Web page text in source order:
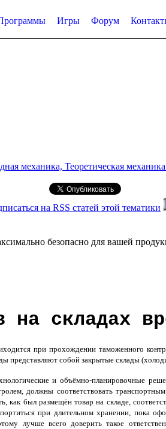
Игры Форум
механика, Теоретическая
на RSS статей этой тематики
безопасно для вашей
на складах
при прохождении таможенного
представляют собой закрытые склады
и объёмно-планировочные
должны соответствовать
как был размещён товар на складе,
при длительном хранении, пока
лучше всего доверить такое